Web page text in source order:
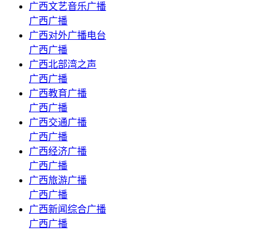
广西文艺音乐广播
广西广播
广西对外广播电台
广西广播
广西北部湾之声
广西广播
广西教育广播
广西广播
广西交通广播
广西广播
广西经济广播
广西广播
广西旅游广播
广西广播
广西新闻综合广播
广西广播